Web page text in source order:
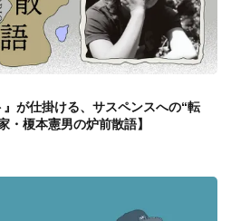
が仕掛ける、サスペンスへの“転
・榎本憲男の炉前散語】